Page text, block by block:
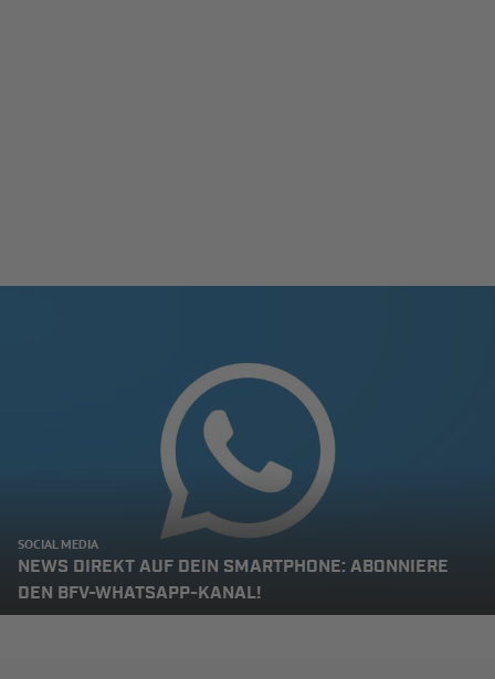
SOCIAL MEDIA
NEWS DIREKT AUF DEIN SMARTPHONE: ABONNIERE
DEN BFV-WHATSAPP-KANAL!